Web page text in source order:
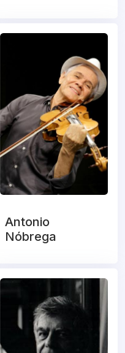
Antonio
Nóbrega